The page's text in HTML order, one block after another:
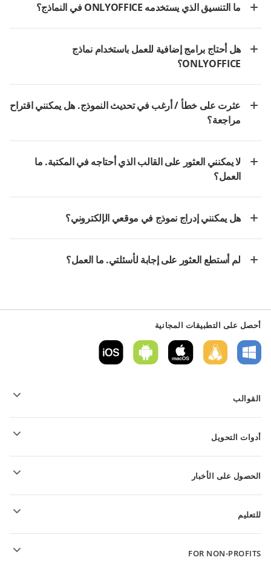
ما التنسيق الذي يستخدمه ONLYOFFICE في النماذج؟
هل أحتاج برامج إضافية للعمل باستخدام نماذج
ONLYOFFICE؟
عثرت على خطأ / أرغب في تحديث النموذج. هل يمكنني اقتراح
مراجعة؟
لا يمكنني العثور على القالب الذي أحتاجه في المكتبة. ما
العمل؟
هل يمكنني إدراج نموذج في موقعي الإلكتروني؟
لم أستطع العثور على إجابة لأسئلتي. ما العمل؟
أحصل على التطبيقات المجانية
القوالب
قوالب المستندات النصية
قوالب الجداول
قوالب العروض التقديمية
أدوات التحويل
تحويل جداول البيانات
تحويل العروض التقديمية
تحويل ملفات PDF
الحصول على الأخبار
للتعليم
للمعلمين
FOR NON-PROFITS